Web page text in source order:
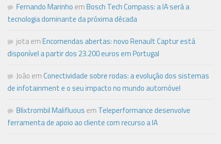
Fernando Marinho emBosch Tech Compass: a IA será a
tecnologia dominante da próxima década
jotaemEncomendas abertas: novo Renault Captur está
disponível a partir dos 23.200 euros em Portugal
João emConectividade sobre rodas: a evolução dos sistemas
de infotainment e o seu impacto no mundo automóvel
Blixtrombil Malifluous em Teleperformance desenvolve
ferramenta de apoio ao cliente com recurso a IA